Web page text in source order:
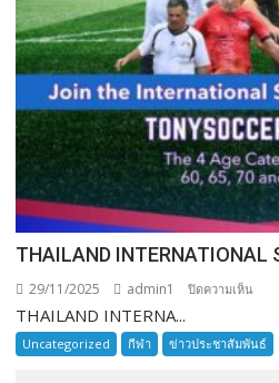
THAILAND INTERNATIONAL
29/11/2025 admin1 ปิดความเห็น
THAILAND INTERNA...
Uncategorized กีฬา ข่าวประชาสัมพันธ์